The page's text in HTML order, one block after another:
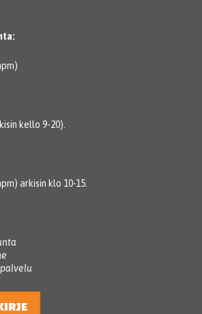
kello 9-20).
arkisin klo 10-15.